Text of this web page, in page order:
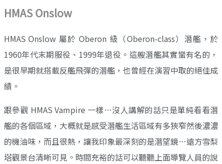
HMAS Onslow
HMAS Onslow 屬於 Oberon 級（Oberon-class）潛艦，於
1960年代末期服役、1999年退役。這艘潛艦其實蠻有名的，
是很早期就搭載反艦飛彈的潛艦，也曾經在演習中取的絕佳成
績。
跟參觀 HMAS Vampire 一樣…沒人講解的話只是單純看看潛
艦的各個區域，大概就是感受潛艦生活區域有多狹窄然後濃濃
的機油味，而且很熱，讓我印象最深刻的是潛望鏡…遠方雪梨
塔觀景台清晰可見。時間充裕的話可以聽聽上面導覽人員的說